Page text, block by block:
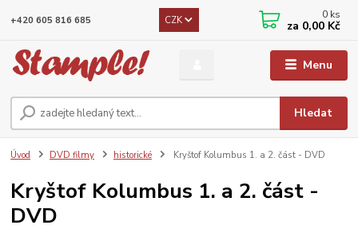
Menu
CZK
Hledat
+420 605 816 685 0 ks
za 0,00 Kč
Úvod DVD filmy historické Kryštof Kolumbus 1. a 2. část - DVD
Kryštof Kolumbus 1. a 2. část -
DVD